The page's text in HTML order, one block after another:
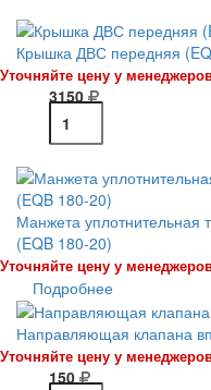
Крышка ДВС передняя
Уточняйте цену у
3150
Манжета уплотнительная
(EQB 180-20)
Уточняйте цену у
Подробнее
Направляющая клапана
Уточняйте цену у
150